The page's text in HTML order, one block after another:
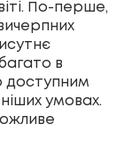
По-перше,
в
доступним
умовах.